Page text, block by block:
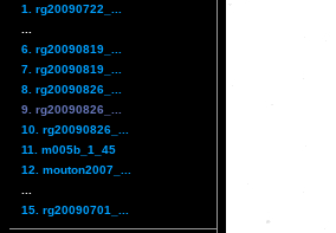
1. rg20090722_...
6. rg20090819_...
7. rg20090819_...
8. rg20090826_...
9. rg20090826_...
10. rg20090826_...
11. m005b_1_45
12. mouton2007_...
15. rg20090701_...